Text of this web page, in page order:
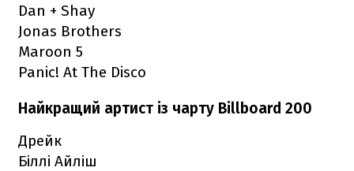
Dan + Shay
Jonas Brothers
Maroon 5
Panic! At The Disco
Найкращий артист із чарту Billboard 200
Дрейк
Біллі Айліш